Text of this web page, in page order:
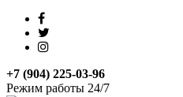
+7 (904) 225-03-96
Режим работы 24/7